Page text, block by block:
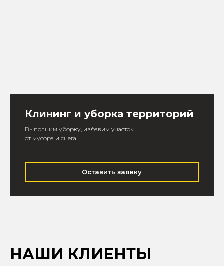
Клининг и уборка территорий
Выполним уборку, избавим участок
от мусора и снега.
Оставить заявку
НАШИ КЛИЕНТЫ